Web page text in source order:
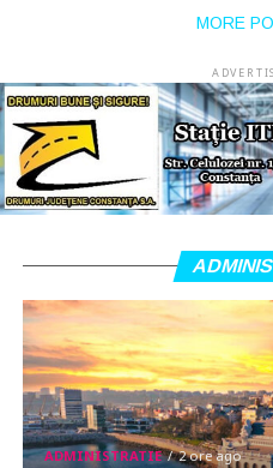
MORE
ADMINISTRATIE 2 ore ago